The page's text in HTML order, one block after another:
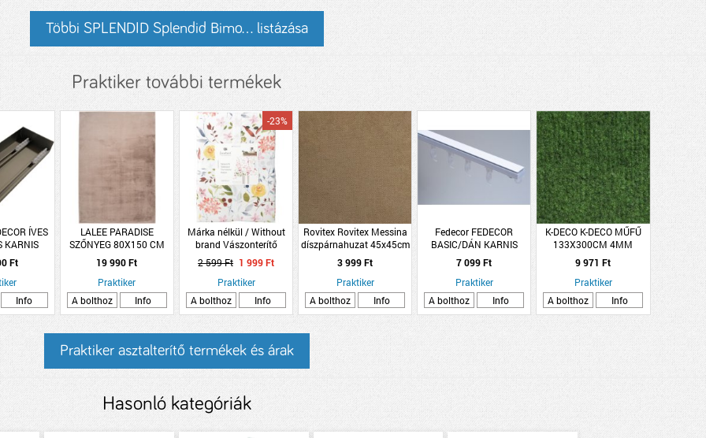
Többi SPLENDID Splendid Bimo... listázása
Praktiker további termékek
ÍVES
KARNIS
PEZSGŐ
Ft
Info
LALEE PARADISE
SZŐNYEG 80X150 CM
TAUPE SZÜRKÉS BARNA
EGYSZÍNŰ
19 990 Ft
Praktiker
A bolthoz
Info
Márka nélkül / Without
brand Vászonterítő
130x180x0,1cm virág
mintás poliészter
-23%
2 599 Ft 1 999 Ft
Praktiker
A bolthoz
Info
Rovitex Rovitex Messina
díszpárnahuzat 45x45cm
105 bézs kétoldalú
3 999 Ft
Praktiker
A bolthoz
Info
Fedecor FEDECOR
BASIC/DÁN KARNIS
SZETT 250CM FEHÉR
ALUMÍNIUM EGYSOROS
7 099 Ft
Praktiker
A bolthoz
Info
K-DECO K-DECO MŰFŰ
133X300CM 4MM
9 971 Ft
Praktiker
A bolthoz
Info
Praktiker asztalterítő termékek és árak
Hasonló kategóriák